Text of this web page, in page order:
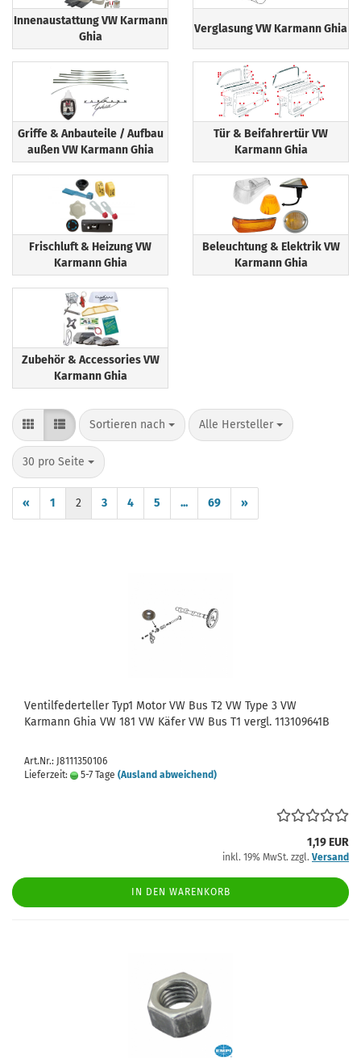
Innenaustattung VW Karmann
Ghia
Verglasung VW Karmann Ghia
Griffe & Anbauteile / Aufbau
außen VW Karmann Ghia
Tür & Beifahrertür VW
Karmann Ghia
Frischluft & Heizung VW
Karmann Ghia
Beleuchtung & Elektrik VW
Karmann Ghia
Zubehör & Accessories VW
Karmann Ghia
Sortieren nach
Sortieren nach Alle Hersteller
pro Seite
30 pro Seite
pro Seite
« 1 2 3 4 5 ... 69 »
Ventilfederteller Typ1 Motor VW Bus T2 VW Type 3 VW
Karmann Ghia VW 181 VW Käfer VW Bus T1 vergl. 113109641B
Art.Nr.: J8111350106
Lieferzeit:
5-7 Tage (Ausland abweichend)
1,19 EUR
inkl. 19% MwSt. zzgl. Versand
IN DEN WARENKORB